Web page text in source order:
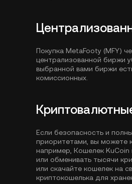
Покупка MetaFooty (MFY)
централизованной биржи
выбранной вами биржи
комиссионных.
Если безопасность и
приоритетами, вы можете
например, Кошелек KuCoin
или обменивать тысячи
или скачайте кошелек на
криптокошелька для